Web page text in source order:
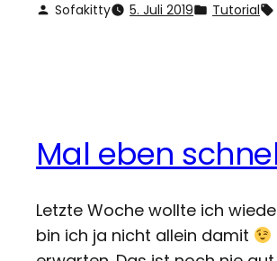
Sofakitty 5. Juli 2019 Tutorial
Mal eben
Letzte Woche wollte ich
bin ich ja nicht allein damit